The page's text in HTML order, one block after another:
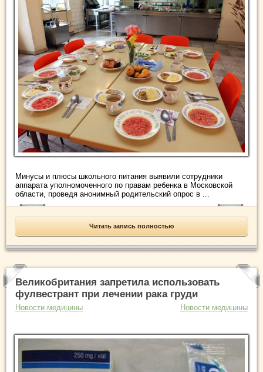
Минусы и плюсы школьного питания выявили сотрудники
аппарата уполномоченного по правам ребенка в Московской
области, проведя анонимный родительский опрос в ...
Читать запись полностью
Великобритания запретила использовать
фулвестрант при лечении рака груди
Новости медицины Новости медицины